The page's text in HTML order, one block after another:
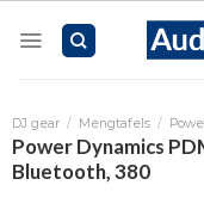
DJ gear / Mengtafels /
Power Dynamics
Bluetooth, 380